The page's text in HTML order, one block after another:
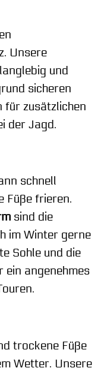
Unsere
und
sicheren
für zusätzlichen
der Jagd.
schnell
Füße frieren.
sind die
im Winter gerne
Sohle und die
ein angenehmes
trockene Füße
Wetter. Unsere